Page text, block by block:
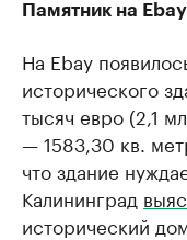
Памятник на Ebay
На Ebay
исторического
тысяч евро (2,1
— 1583,30 кв.
что здание
Калининград
исторический